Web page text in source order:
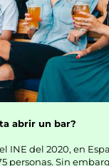
abrir un bar?
INE del 2020, en
personas. Sin